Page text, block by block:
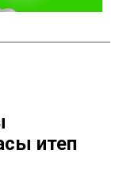
итеп